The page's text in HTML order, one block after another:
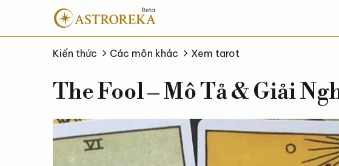
nội
Kiến thức Các môn khác Xem tarot
The Fool – Mô Tả & Giải